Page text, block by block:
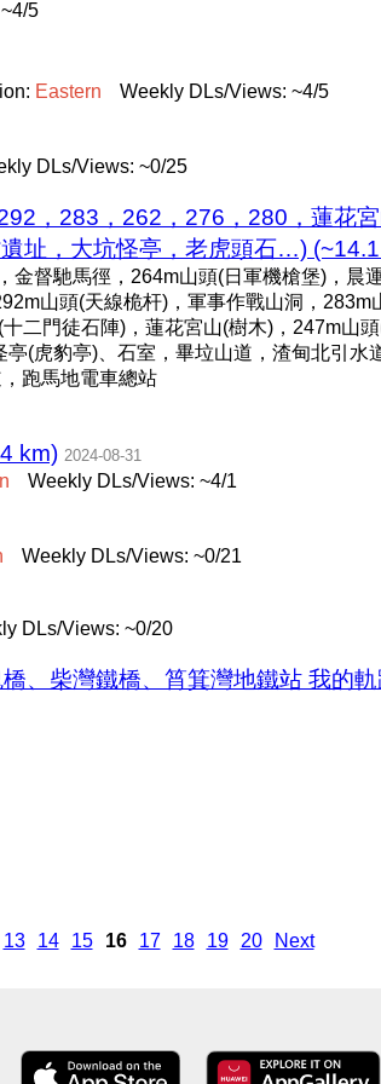
5
Eastern Weekly DLs/Views: ~4/5
DLs/Views: ~0/25
，283，262，276，280，蓮花
址，大坑怪亭，老虎頭石…)
督馳馬徑，264m山頭(日軍機槍堡)，晨
山頭(天線桅杆)，軍事作戰山洞，283m
二門徒石陣)，蓮花宮山(樹木)，247m山
(虎豹亭)、石室，畢垃山道，渣甸北引水
跑馬地電車總站
km) 2024-08-31
Weekly DLs/Views: ~4/1
Weekly DLs/Views: ~0/21
DLs/Views: ~0/20
、柴灣鐵橋、筲箕灣地鐵站 我的
13 14 15 16 17 18 19 20 Next